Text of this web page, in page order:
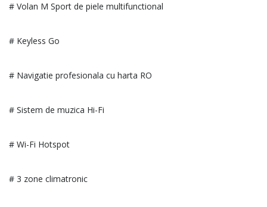
# Volan M Sport de piele multifunctional
# Keyless Go
# Navigatie profesionala cu harta RO
# Sistem de muzica Hi-Fi
# Wi-Fi Hotspot
# 3 zone climatronic